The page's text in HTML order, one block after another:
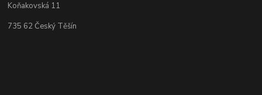
Koňakovská 11
735 62 Český Těšín